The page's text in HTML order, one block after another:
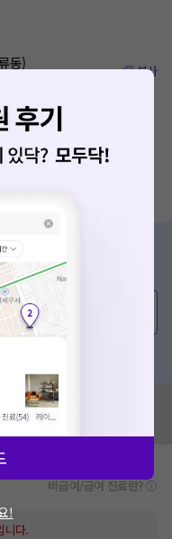
동) 복사
있나요?
려요!
게시글 보러가기
비급여/급여 진료란?
니다.
!